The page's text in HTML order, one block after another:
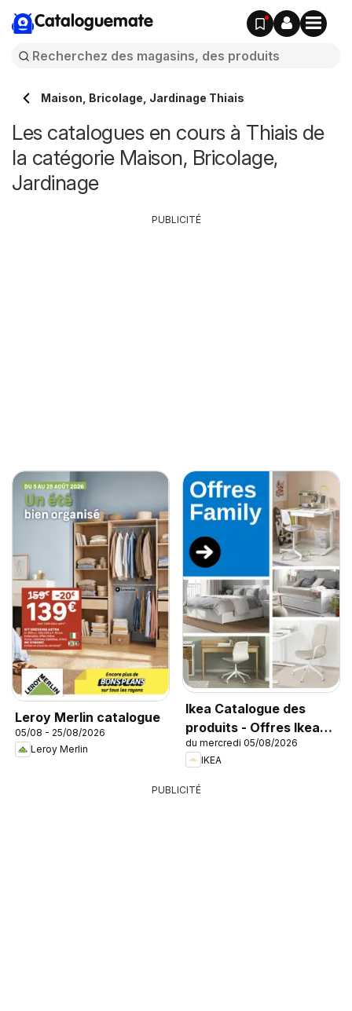
Cataloguemate
Maison, Bricolage, Jardinage Thiais
Les catalogues en cours à Thiais de
la catégorie Maison, Bricolage,
Jardinage
Leroy Merlin catalogue
05/08 - 25/08/2026
Leroy Merlin
Ikea Catalogue des
produits - Offres Ikea
Family
du mercredi 05/08/2026
IKEA
PUBLICITÉ
PUBLICITÉ